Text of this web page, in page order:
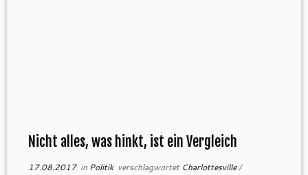
Nicht alles, was hinkt, ist ein Vergleich
17.08.2017in Politik verschlagwortet Charlottesville/